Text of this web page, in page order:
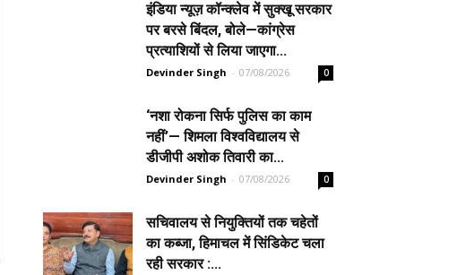
इंडिया न्यूज़ कॉन्क्लेव में सुक्खू सरकार
पर बरसे बिंदल, बोले—कांग्रेस
प्रत्याशियों से लिया जाएगा...
Devinder Singh - 07/08/2026 0
‘नशा रोकना सिर्फ पुलिस का काम
नहीं’— शिमला विश्वविद्यालय से
डीजीपी अशोक तिवारी का...
Devinder Singh - 07/08/2026 0
सचिवालय से नियुक्तियों तक चहेतों
का कब्जा, हिमाचल में सिंडिकेट चला
रही सरकार :...